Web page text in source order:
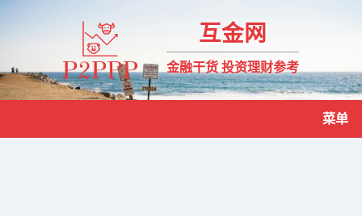
互金网
金融干货 投资理财参考
菜单